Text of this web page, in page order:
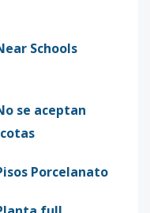
Schools
se aceptan
Porcelanato